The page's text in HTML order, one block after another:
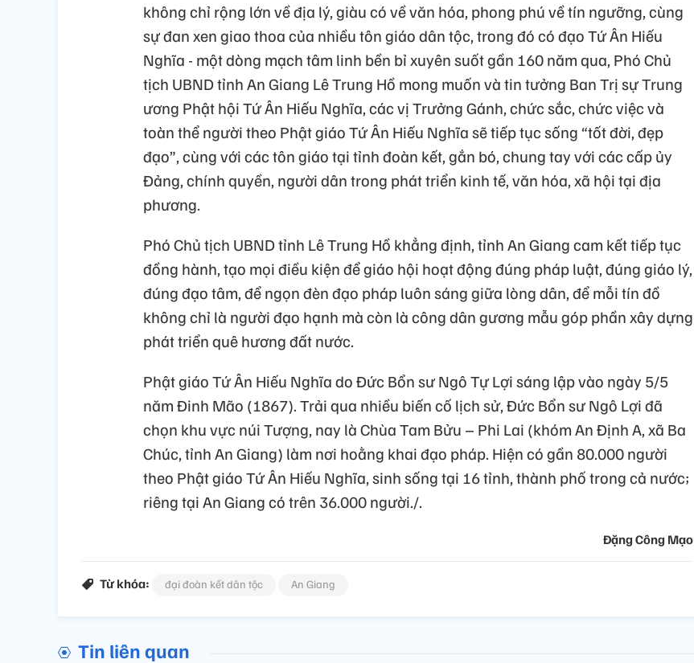
không chỉ rộng lớn về địa lý, giàu có về văn hóa, phong phú về tín ngưỡng, cùng
sự đan xen giao thoa của nhiều tôn giáo dân tộc, trong đó có đạo Tứ Ân Hiếu
Nghĩa - một dòng mạch tâm linh bền bỉ xuyên suốt gần 160 năm qua, Phó Chủ
tịch UBND tỉnh An Giang Lê Trung Hồ mong muốn và tin tưởng Ban Trị sự Trung
ương Phật hội Tứ Ân Hiếu Nghĩa, các vị Trưởng Gánh, chức sắc, chức việc và
toàn thể người theo Phật giáo Tứ Ân Hiếu Nghĩa sẽ tiếp tục sống “tốt đời, đẹp
đạo”, cùng với các tôn giáo tại tỉnh đoàn kết, gắn bó, chung tay với các cấp ủy
Đảng, chính quyền, người dân trong phát triển kinh tế, văn hóa, xã hội tại địa
phương.
Phó Chủ tịch UBND tỉnh Lê Trung Hồ khẳng định, tỉnh An Giang cam kết tiếp tục
đồng hành, tạo mọi điều kiện để giáo hội hoạt động đúng pháp luật, đúng giáo lý,
đúng đạo tâm, để ngọn đèn đạo pháp luôn sáng giữa lòng dân, để mỗi tín đồ
không chỉ là người đạo hạnh mà còn là công dân gương mẫu góp phần xây dựng
phát triển quê hương đất nước.
Phật giáo Tứ Ân Hiếu Nghĩa do Đức Bổn sư Ngô Tự Lợi sáng lập vào ngày 5/5
năm Đinh Mão (1867). Trải qua nhiều biến cố lịch sử, Đức Bổn sư Ngô Lợi đã
chọn khu vực núi Tượng, nay là Chùa Tam Bửu – Phi Lai (khóm An Định A, xã Ba
Chúc, tỉnh An Giang) làm nơi hoằng khai đạo pháp. Hiện có gần 80.000 người
theo Phật giáo Tứ Ân Hiếu Nghĩa, sinh sống tại 16 tỉnh, thành phố trong cả nước;
riêng tại An Giang có trên 36.000 người./.
Đặng Công Mạo
Từ khóa: đại đoàn kết dân tộc An Giang
Tin liên quan